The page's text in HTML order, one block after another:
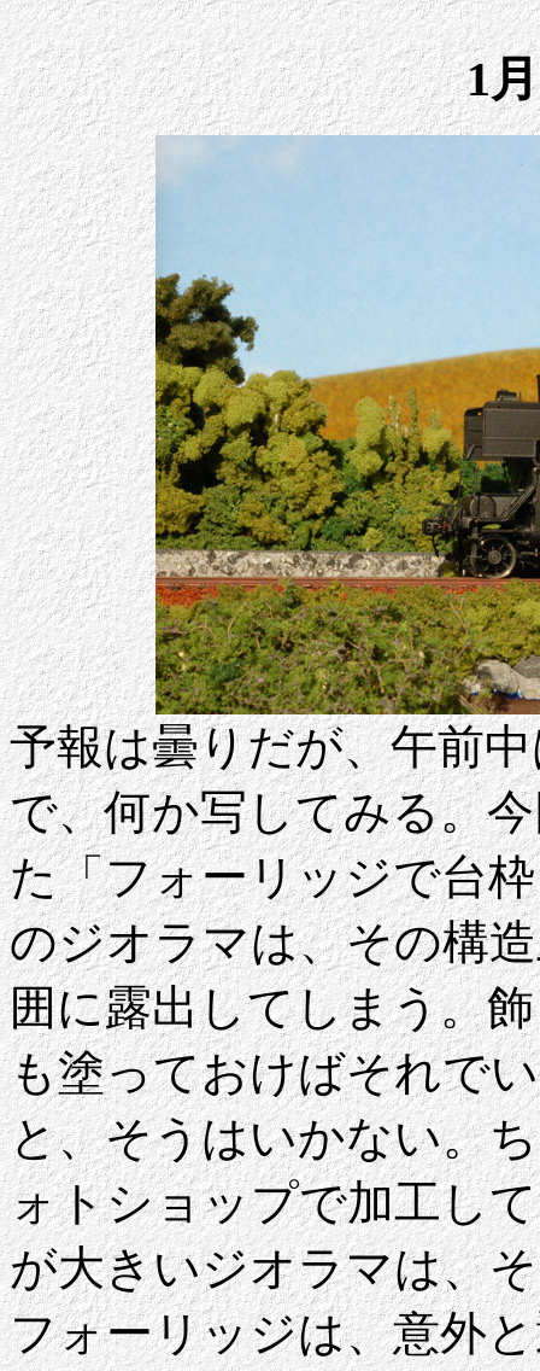
1
予報は曇りだが、午前
で、何か写してみる。
た「フォーリッジで台
のジオラマは、その構
囲に露出してしまう。
も塗っておけばそれで
と、そうはいかない。
ォトショップで加工し
が大きいジオラマは、
フォーリッジは、意外